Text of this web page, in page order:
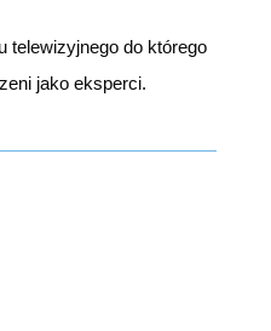
telewizyjnego do którego
jako eksperci.